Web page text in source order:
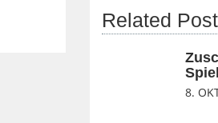
Related
8.